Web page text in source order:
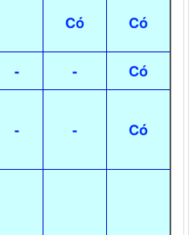
Có Có
- -
Có
- - Có